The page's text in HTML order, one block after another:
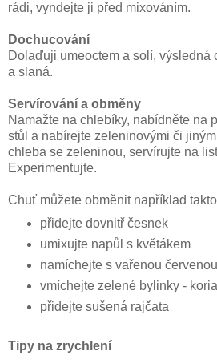
rádi, vyndejte ji před mixováním.
Dochucování
Dolaďuji umeoctem a solí, výsledná
a slaná.
Servírování a obměny
Namažte na chlebíky, nabídněte na
stůl a nabírejte zeleninovými či
chleba se zeleninou, servírujte na
Experimentujte.
Chuť můžete obměnit například
přidejte dovnitř česnek
umixujte napůl s květákem
namíchejte s vařenou
vmíchejte zelené bylinky -
přidejte sušená rajčata
Tipy na zrychlení